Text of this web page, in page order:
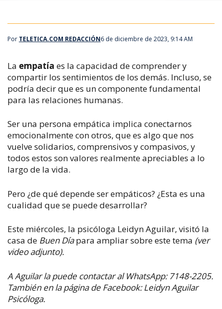
Por TELETICA.COM REDACCIÓN6 de diciembre de 2023, 9:14 AM
La empatía es la capacidad de comprender y
compartir los sentimientos de los demás. Incluso, se
podría decir que es un componente fundamental
para las relaciones humanas.
Ser una persona empática implica conectarnos
emocionalmente con otros, que es algo que nos
vuelve solidarios, comprensivos y compasivos, y
todos estos son valores realmente apreciables a lo
largo de la vida.
Pero ¿de qué depende ser empáticos? ¿Esta es una
cualidad que se puede desarrollar?
Este miércoles, la psicóloga Leidyn Aguilar, visitó la
casa de Buen Díapara ampliar sobre este tema (ver
video adjunto).
A Aguilar la puede contactar al WhatsApp: 7148-2205.
También en la página de Facebook: Leidyn Aguilar
Psicóloga.